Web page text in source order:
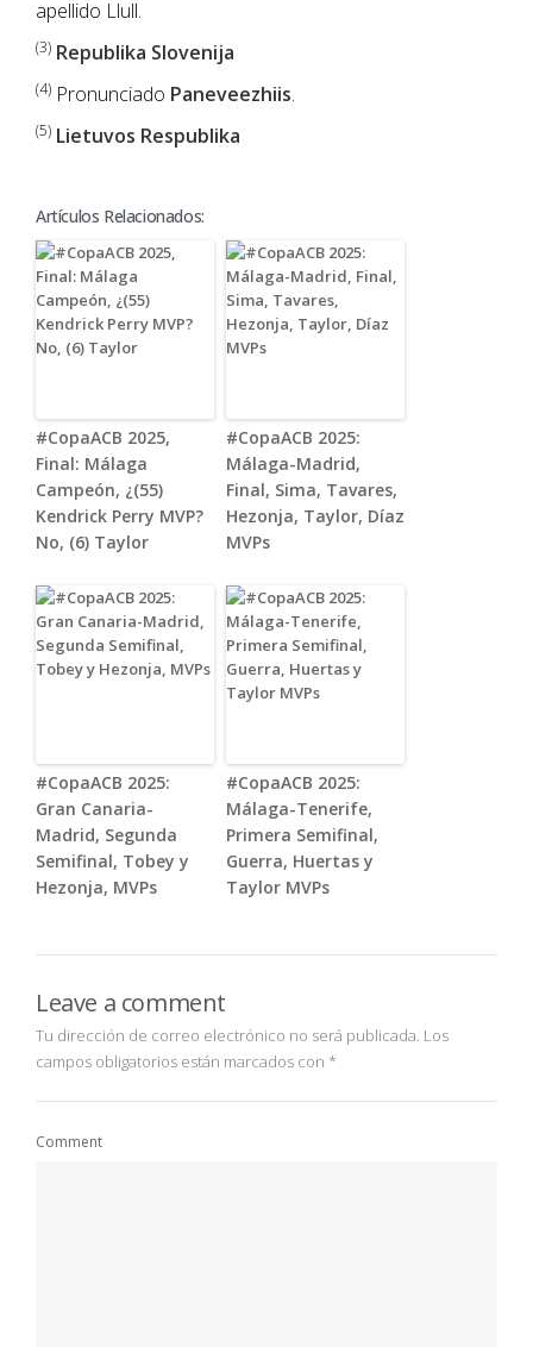
apellido Llull.
(3) Republika Slovenija
(4) Pronunciado Paneveezhiis.
(5) Lietuvos Respublika
Artículos Relacionados:
#CopaACB 2025,
Final: Málaga
Campeón, ¿(55)
Kendrick Perry MVP?
No, (6) Taylor
#CopaACB 2025:
Málaga-Madrid,
Final, Sima, Tavares,
Hezonja, Taylor, Díaz
MVPs
#CopaACB 2025:
Gran Canaria-
Madrid, Segunda
Semifinal, Tobey y
Hezonja, MVPs
#CopaACB 2025:
Málaga-Tenerife,
Primera Semifinal,
Guerra, Huertas y
Taylor MVPs
Leave a comment
Tu dirección de correo electrónico no será publicada. Los
campos obligatorios están marcados con *
Comment